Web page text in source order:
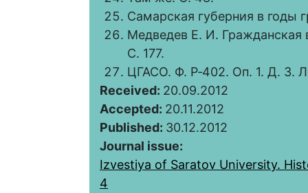
Самарская губерния в годы
Медведев Е. И. Гражданская
С. 177.
ЦГАСО. Ф. Р‑402. Оп. 1. Д. 3.
Received: 20.09.2012
Accepted: 20.11.2012
Published: 30.12.2012
Journal issue:
Izvestiya of Saratov University.
4